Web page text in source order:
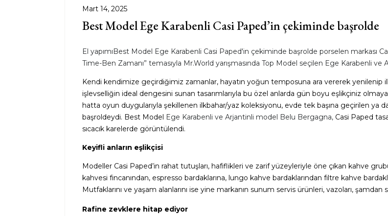
Best Model Ege Karabenli Casi Paped’in çekiminde başrolde
El yapımıBest Model Ege Karabenli Casi Paped'in çekiminde başrolde porselen markası
Time-Ben Zamanı” temasıyla Mr.World yarışmasında Top Model seçilen Ege Karabenli
Kendi kendimize geçirdiğimiz zamanlar, hayatın yoğun temposuna ara vererek yenilenip
işlevselliğin ideal dengesini sunan tasarımlarıyla bu özel anlarda gün boyu eşlikçiniz
hatta oyun duygularıyla şekillenen ilkbahar/yaz koleksiyonu, evde tek başına geçirilen ya
başroldeydi. Best Model Ege Karabenli ve Arjantinli model Belu Bergagna, Casi Paped
sıcacık karelerde görüntülendi.
Keyifli anların eşlikçisi
Modeller Casi Paped’in rahat tutuşları, hafiflikleri ve zarif yüzeyleriyle öne çıkan kahve
kahvesi fincanından, espresso bardaklarına, lungo kahve bardaklarından filtre kahve
Mutfaklarını ve yaşam alanlarını ise yine markanın sunum servis ürünleri, vazoları,
Rafine zevklere hitap ediyor
Mart 14, 2025